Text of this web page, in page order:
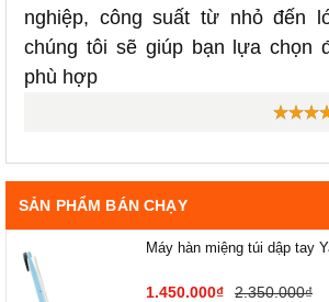
nghiệp, công suất từ nhỏ đến
chúng tôi sẽ giúp bạn lựa chọn
phù hợp
SẢN PHẨM BÁN CHẠY
Máy hàn miệng túi dập tay
1.450.000₫ 2.350.000₫